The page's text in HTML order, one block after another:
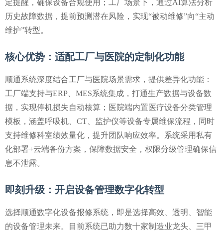
定提醒，确保设备合规使用；工厂场景下，通过AI算法分析
历史故障数据，提前预测潜在风险，实现“被动维修”向“主动
维护”转型。
核心优势：适配工厂与医院的定制化功能
顺通系统深度结合工厂与医院场景需求，提供差异化功能：
工厂端支持与ERP、MES系统集成，打通生产数据与设备数
据，实现停机损失自动核算；医院端内置医疗设备分类管理
模板，涵盖呼吸机、CT、监护仪等设备专属维保流程，同时
支持维修科室绩效量化，提升团队响应效率。系统采用私有
化部署+云端备份方案，保障数据安全，权限分级管理确保信
息不泄露。
即刻升级：开启设备管理数字化转型
选择顺通数字化设备报修系统，即是选择高效、透明、智能
的设备管理未来。目前系统已助力数十家制造业龙头、三甲